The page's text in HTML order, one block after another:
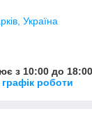
Україна
з 10:00 до 18:00
роботи